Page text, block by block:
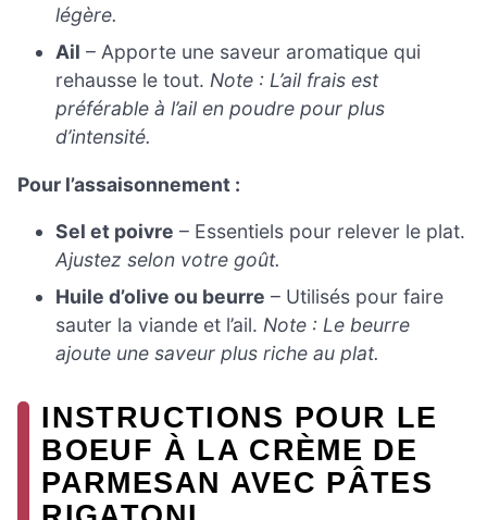
légère.
Ail – Apporte une saveur aromatique qui
rehausse le tout.Note : L’ail frais est
préférable à l’ail en poudre pour plus
d’intensité.
Pour l’assaisonnement :
Sel et poivre – Essentiels pour relever le plat.
Ajustez selon votre goût.
Huile d’olive ou beurre – Utilisés pour faire
sauter la viande et l’ail.Note : Le beurre
ajoute une saveur plus riche au plat.
INSTRUCTIONS POUR LE
BOEUF À LA CRÈME DE
PARMESAN AVEC PÂTES